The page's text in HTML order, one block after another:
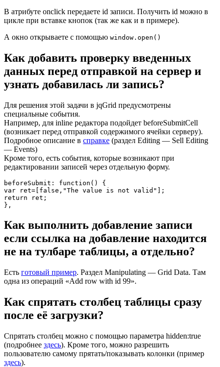
В атрибуте onclick передаете id записи. Получить id можно в
цикле при вставке кнопок (так же как и в примере).
А окно открываете с помощью window.open()
Как добавить проверку введенных
данных перед отправкой на сервер и
узнать добавилась ли запись?
Для решения этой задачи в jqGrid предусмотрены
специальные события.
Например, для inline редактора подойдет beforeSubmitCell
(возникает перед отправкой содержимого ячейки серверу).
Подробное описание в справке (раздел Editing — Sell Editing
— Events)
Кроме того, есть события, которые возникают при
редактировании записей через отдельную форму.
beforeSubmit: function() {
var ret=[false,"The value is not valid"];
return ret;
},
Как выполнить добавление записи
если ссылка на добавление находится
не на тулбаре таблицы, а отдельно?
Есть готовый пример. Раздел Manipulating — Grid Data. Там
одна из операций «Add row with id 99».
Как спрятать столбец таблицы сразу
после её загрузки?
Спрятать столбец можно с помощью параметра hidden:true
(подробнее здесь). Кроме того, можно разрешить
пользователю самому прятать/показывать колонки (пример
здесь).